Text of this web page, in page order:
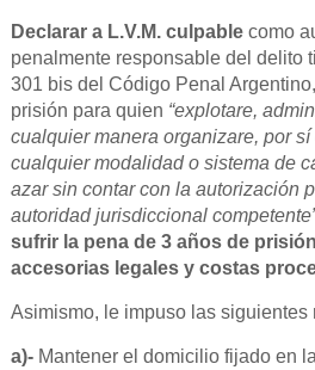
Declarar a L.V.M. culpable como
penalmente responsable del delito
301 bis del Código Penal
prisión para quien “explotare,
cualquier manera organizare, por sí
cualquier modalidad o sistema de
azar sin contar con la autorización
autoridad jurisdiccional
sufrir la pena de 3 años de
accesorias legales y costas
Asimismo, le impuso las siguientes
a)-Mantener el domicilio fijado en